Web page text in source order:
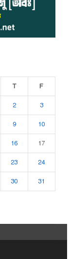
T F
2 3
9 10
16 17
23 24
30 31